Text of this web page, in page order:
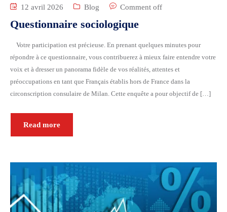
12 avril 2026 Blog Comment off
Questionnaire sociologique
Votre participation est précieuse. En prenant quelques minutes pour
répondre à ce questionnaire, vous contribuerez à mieux faire entendre votre
voix et à dresser un panorama fidèle de vos réalités, attentes et
préoccupations en tant que Français établis hors de France dans la
circonscription consulaire de Milan. Cette enquête a pour objectif de […]
Read more